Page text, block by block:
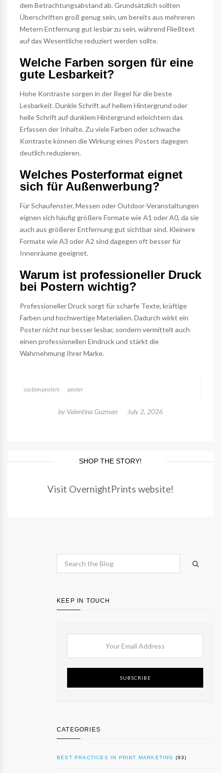
dem Betrachtungsabstand ab. Grundsätzlich sollten
Überschriften groß genug sein, um bereits aus mehreren
Metern Entfernung gut lesbar zu sein, während Fließtext
auf das Wesentliche reduziert werden sollte.
Welche Farben sorgen für eine
gute Lesbarkeit?
Hohe Kontraste sorgen in der Regel für die beste
Lesbarkeit. Dunkle Schrift auf hellem Hintergrund oder
helle Schrift auf dunklem Hintergrund erleichtern das
Erfassen der Inhalte. Zu viele Farben oder schwache
Kontraste können die Wirkung eines Posters dagegen
deutlich reduzieren.
Welches Posterformat eignet
sich für Außenwerbung?
Für Schaufenster, Messen oder Outdoor-Veranstaltungen
eignen sich häufig größere Formate wie A1 oder A0, da sie
auch aus größerer Entfernung gut sichtbar sind. Kleinere
Formate wie A3 oder A2 sind dagegen oft besser für
Innenräume geeignet.
Warum ist professioneller Druck
bei Postern wichtig?
Professioneller Druck sorgt für scharfe Texte, kräftige
Farben und hochwertige Materialien. Dadurch wirkt ein
Poster nicht nur besser lesbar, sondern vermittelt auch
einen professionellen Eindruck und stärkt die
Wahrnehmung Ihrer Marke.
custom posters poster
by Valentina Guzman July 2, 2026
SHOP THE STORY!
Visit OvernightPrints website!
KEEP IN TOUCH
SUBSCRIBE
CATEGORIES
BEST PRACTICES IN PRINT MARKETING (93)